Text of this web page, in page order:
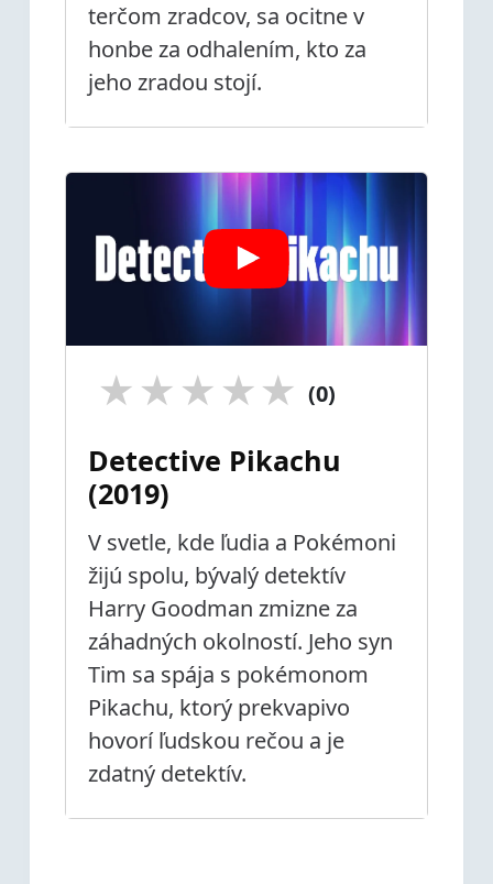
terčom zradcov, sa ocitne v
honbe za odhalením, kto za
jeho zradou stojí.
★
★
★
★
★ (0)
Detective Pikachu
(2019)
V svetle, kde ľudia a Pokémoni
žijú spolu, bývalý detektív
Harry Goodman zmizne za
záhadných okolností. Jeho syn
Tim sa spája s pokémonom
Pikachu, ktorý prekvapivo
hovorí ľudskou rečou a je
zdatný detektív.